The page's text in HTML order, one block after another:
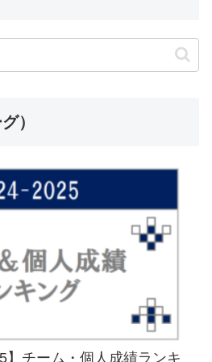
）
】チーム・個人成績ランキ